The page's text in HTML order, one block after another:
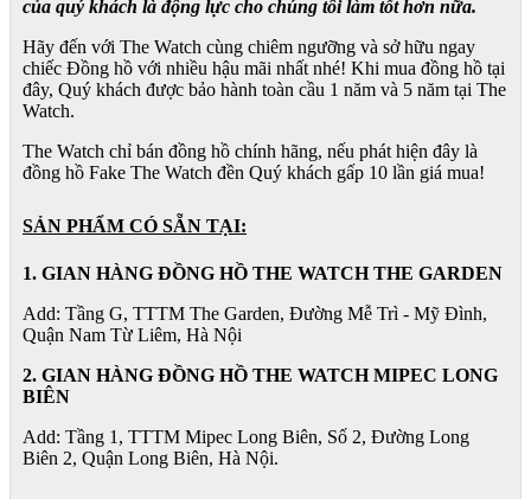
của quý khách là động lực cho chúng tôi làm tốt hơn nữa.
Hãy đến với The Watch cùng chiêm ngưỡng và sở hữu ngay
chiếc Đồng hồ với nhiều hậu mãi nhất nhé! Khi mua đồng hồ tại
đây, Quý khách được bảo hành toàn cầu 1 năm và 5 năm tại The
Watch.
The Watch chỉ bán đồng hồ chính hãng, nếu phát hiện đây là
đồng hồ Fake The Watch đền Quý khách gấp 10 lần giá mua!
SẢN PHẨM CÓ SẴN TẠI:
1. GIAN HÀNG ĐỒNG HỒ THE WATCH THE GARDEN
Add: Tầng G, TTTM The Garden, Đường Mễ Trì - Mỹ Đình,
Quận Nam Từ Liêm, Hà Nội
2. GIAN HÀNG ĐỒNG HỒ THE WATCHMIPEC LONG
BIÊN
Add: Tầng 1, TTTM Mipec Long Biên, Số 2, Đường Long
Biên 2, Quận Long Biên, Hà Nội.